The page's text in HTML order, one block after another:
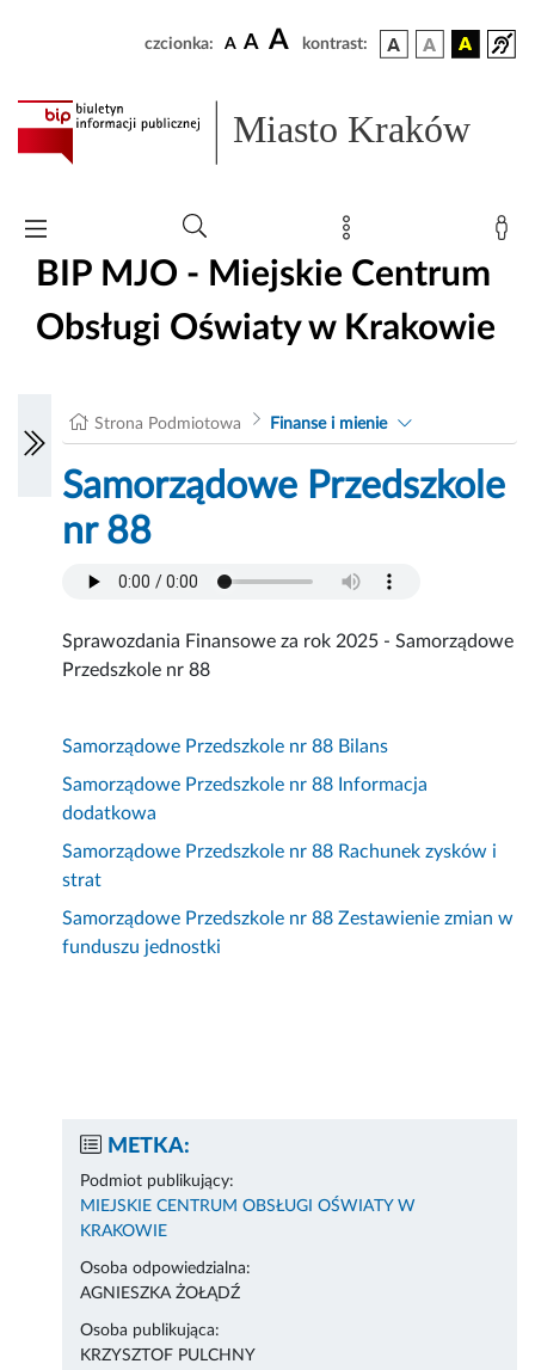
czcionka: A A A kontrast:
Miasto Kraków
BIP MJO - Miejskie Centrum
Obsługi Oświaty w Krakowie
Strona Podmiotowa Finanse i mienie
Samorządowe Przedszkole
nr 88
Sprawozdania Finansowe za rok 2025 - Samorządowe
Przedszkole nr 88
Samorządowe Przedszkole nr 88 Bilans
Samorządowe Przedszkole nr 88 Informacja
dodatkowa
Samorządowe Przedszkole nr 88 Rachunek zysków i
strat
Samorządowe Przedszkole nr 88 Zestawienie zmian w
funduszu jednostki
METKA:
Podmiot publikujący:
MIEJSKIE CENTRUM OBSŁUGI OŚWIATY W
KRAKOWIE
Osoba odpowiedzialna:
AGNIESZKA ŻOŁĄDŹ
Osoba publikująca:
KRZYSZTOF PULCHNY